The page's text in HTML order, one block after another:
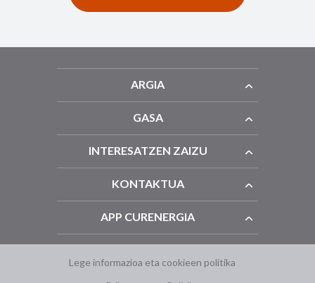
ARGIA
GASA
INTERESATZEN ZAIZU
KONTAKTUA
APP CURENERGIA
Lege informazioa eta cookieen politika